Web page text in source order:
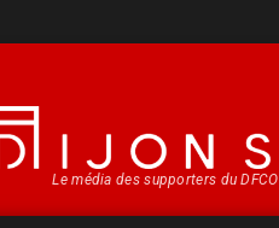
Le média des supporters du DFCO